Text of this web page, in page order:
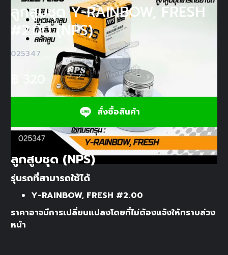
ลูกสูบชุด Y-RAINBOW, FRESH
#2.00 (NPS)
025347
สั่งซื้อสินค้า
ลูกสูบชุด (NPS)
รุ่นรถที่สามารถใช้ได้
Y-RAINBOW, FRESH #2.00
ราคาอาจมีการเปลี่ยนแปลงโดยที่ไม่ต้องแจ้งให้ทราบล่วง
หน้า